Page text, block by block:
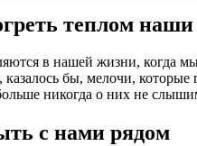
теплом наши
в нашей жизни, когда
казалось бы, мелочи,
никогда о них не
с нами рядом